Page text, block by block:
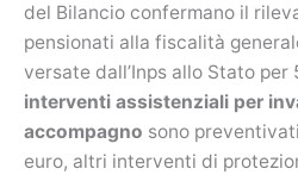
del Bilancio confermano il
pensionati alla fiscalità
versate dall’Inps allo Stato
interventi assistenziali per
accompagno sono
euro, altri interventi di